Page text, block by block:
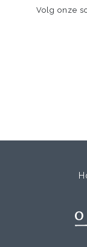
Volg onze